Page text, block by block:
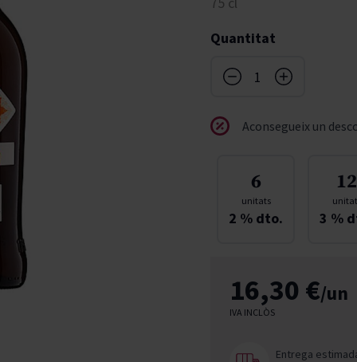
Quantitat
Aconsegueix un
6
unitats
2 % dto.
12
3 %
16,30 €/un
IVA INCLÒS
Entrega